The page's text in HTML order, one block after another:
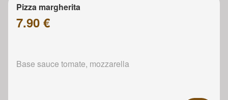
Pizza margherita
7.90 €
Base sauce tomate, mozzarella